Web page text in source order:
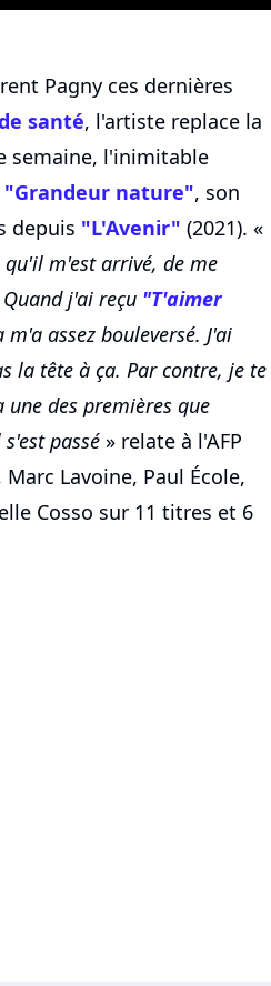
Pagny ces dernières
santé, l'artiste replace la
semaine, l'inimitable
"Grandeur nature", son
depuis "L'Avenir" (2021). «
qu'il m'est arrivé, de me
j'ai reçu "T'aimer
assez bouleversé. J'ai
la tête à ça. Par contre, je te
une des premières que
passé » relate à l'AFP
Lavoine, Paul École,
Cosso sur 11 titres et 6